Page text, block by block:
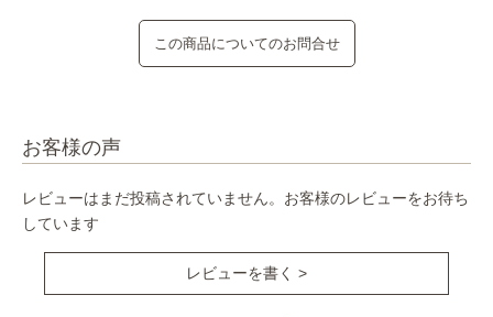
この商品についてのお問合せ
お客様の声
レビューはまだ投稿されていません。お客様のレビューをお待ち
しています
レビューを書く >